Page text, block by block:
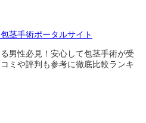
茎手術ポータルサイト
男性必見！安心して包茎手術が受
ミや評判も参考に徹底比較ランキ